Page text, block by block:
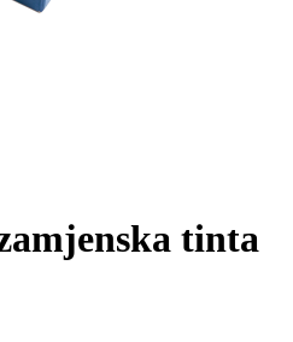
tinta